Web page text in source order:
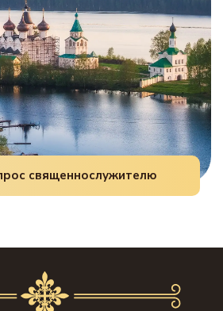
священнослужителю